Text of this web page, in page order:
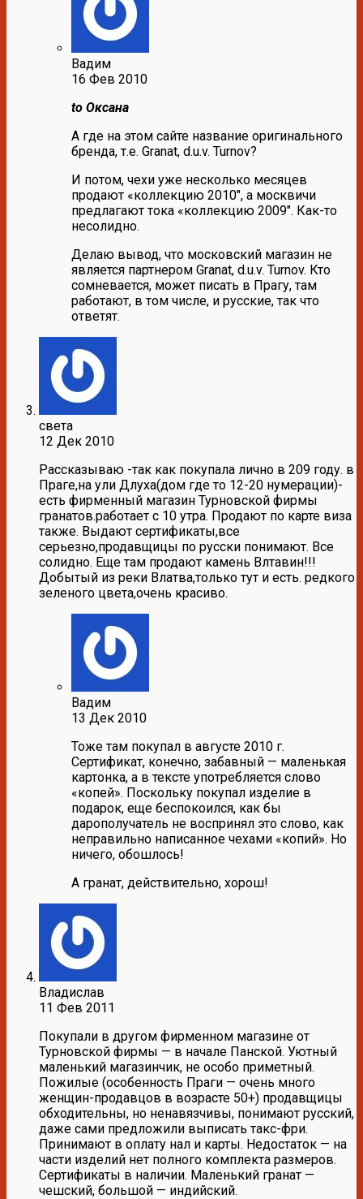
Вадим
16 Фев 2010
to Оксана
А где на этом сайте название оригинального
бренда, т.е. Granat, d.u.v. Turnov?
И потом, чехи уже несколько месяцев
продают «коллекцию 2010″, а москвичи
предлагают тока «коллекцию 2009″. Как-то
несолидно.
Делаю вывод, что московский магазин не
является партнером Granat, d.u.v. Turnov. Кто
сомневается, может писать в Прагу, там
работают, в том числе, и русские, так что
ответят.
света
12 Дек 2010
Рассказываю -так как покупала лично в 209 году. в
Праге,на ули Длуха(дом где то 12-20 нумерации)-
есть фирменный магазин Турновской фирмы
гранатов.работает с 10 утра. Продают по карте виза
также. Выдают сертификаты,все
серьезно,продавщицы по русски понимают. Все
солидно. Еще там продают камень Влтавин!!!
Добытый из реки Влатва,только тут и есть. редкого
зеленого цвета,очень красиво.
Вадим
13 Дек 2010
Тоже там покупал в августе 2010 г.
Сертификат, конечно, забавный — маленькая
картонка, а в тексте употребляется слово
«копей». Поскольку покупал изделие в
подарок, еще беспокоился, как бы
дарополучатель не воспринял это слово, как
неправильно написанное чехами «копий». Но
ничего, обошлось!
А гранат, действительно, хорош!
Владислав
11 Фев 2011
Покупали в другом фирменном магазине от
Турновской фирмы — в начале Панской. Уютный
маленький магазинчик, не особо приметный.
Пожилые (особенность Праги — очень много
женщин-продавцов в возрасте 50+) продавщицы
обходительны, но ненавязчивы, понимают русский,
даже сами предложили выписать такс-фри.
Принимают в оплату нал и карты. Недостаток — на
части изделий нет полного комплекта размеров.
Сертификаты в наличии. Маленький гранат —
чешский, большой — индийский.